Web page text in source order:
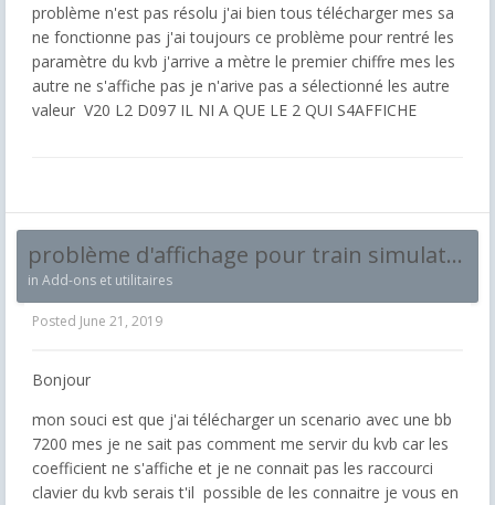
problème n'est pas résolu j'ai bien tous télécharger mes sa
ne fonctionne pas j'ai toujours ce problème pour rentré les
paramètre du kvb j'arrive a mètre le premier chiffre mes les
autre ne s'affiche pas je n'arive pas a sélectionné les autre
valeur V20 L2 D097 IL NI A QUE LE 2 QUI S4AFFICHE
problème d'affichage pour train simulator
in Add-ons et utilitaires
Posted June 21, 2019
Bonjour
mon souci est que j'ai télécharger un scenario avec une bb
7200 mes je ne sait pas comment me servir du kvb car les
coefficient ne s'affiche et je ne connait pas les raccourci
clavier du kvb serais t'il possible de les connaitre je vous en